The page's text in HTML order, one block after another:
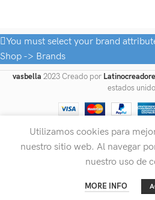
You must select your brand
Shop -> Brands
vasbella 2023 Creado por Latinocreadore
estados
Utilizamos cookies para
nuestro sitio web. Al navegar
nuestro uso de
MORE INFO